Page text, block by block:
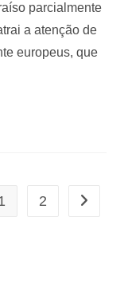
parcialmente
a atenção de
europeus, que
2